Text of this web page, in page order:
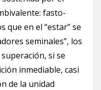
fasto-
que en el “estar” se
seminales”, los
si se
inmediable, casi
de la unidad